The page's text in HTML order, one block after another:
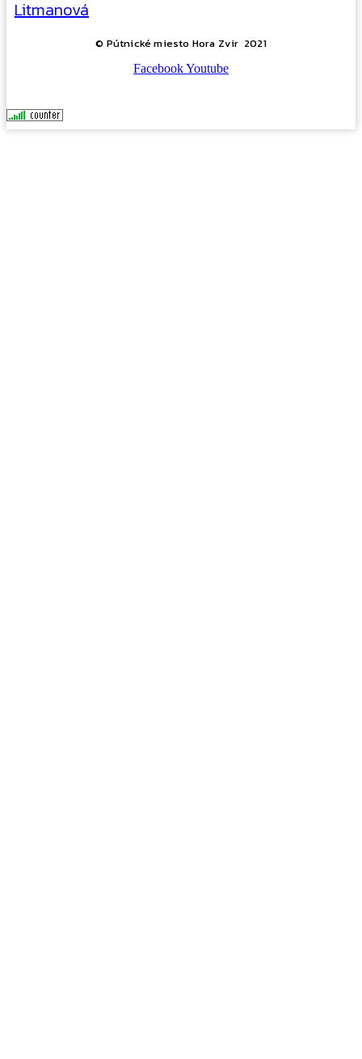
Litmanová
© Pútnické miesto Hora Zvir 2021
FacebookYoutube